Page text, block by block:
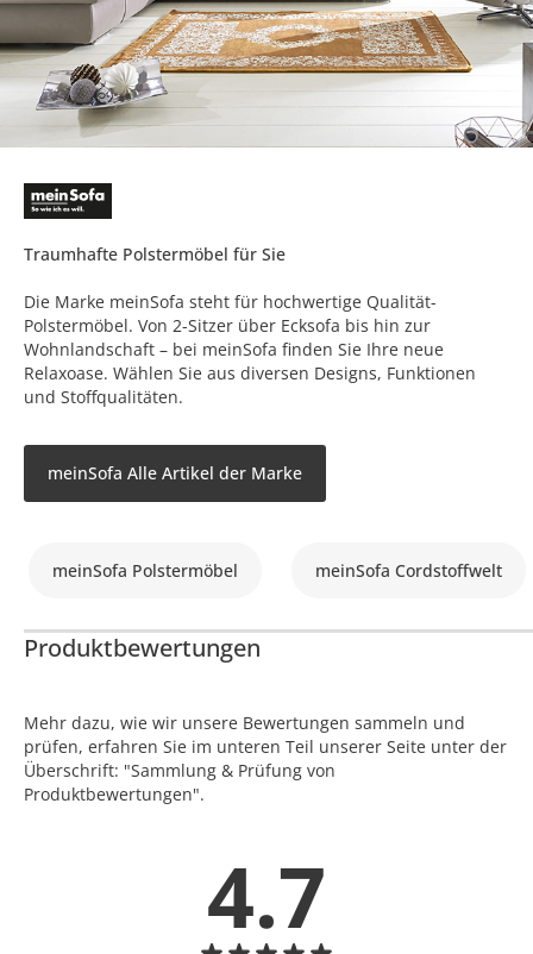
Traumhafte Polstermöbel für Sie
Die Marke meinSofa steht für hochwertige Qualität-
Polstermöbel. Von 2-Sitzer über Ecksofa bis hin zur
Wohnlandschaft – bei meinSofa finden Sie Ihre neue
Relaxoase. Wählen Sie aus diversen Designs, Funktionen
und Stoffqualitäten.
meinSofa Alle Artikel der Marke
meinSofa Polstermöbel meinSofa Cordstoffwelt
Produktbewertungen
Mehr dazu, wie wir unsere Bewertungen sammeln und
prüfen, erfahren Sie im unteren Teil unserer Seite unter der
Überschrift: "Sammlung & Prüfung von
Produktbewertungen".
4.7